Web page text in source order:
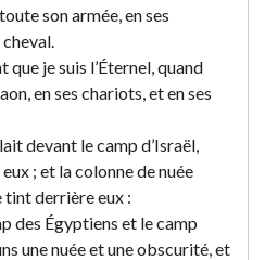
son armée, en ses
que je suis l’Éternel, quand
en ses chariots, et en ses
devant le camp d’Israël,
; et la colonne de nuée
tint derrière eux :
des Égyptiens et le camp
une nuée et une obscurité, et